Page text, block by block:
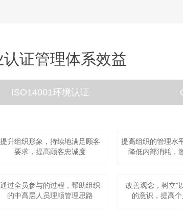
认证管理体系效益
ISO14001环境认证
提升组织形象，持续地满足顾客
要求，提高顾客忠诚度
提高组织的管理水
降低内部消耗，
通过全员参与的过程，帮助组织
的中高层人员理顺管理思路
改善观念，树立"
的意识，提高